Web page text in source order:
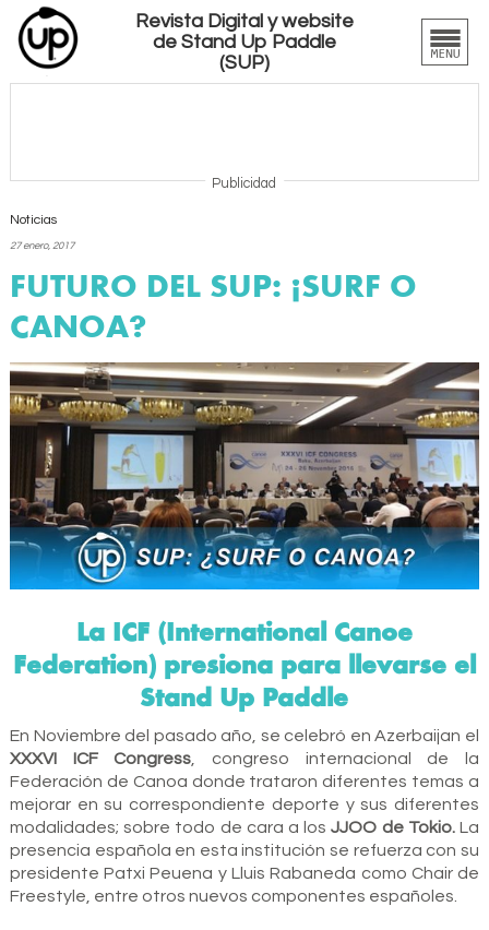
Revista Digital y website
de Stand Up Paddle
(SUP)
Publicidad
Noticias
27 enero, 2017
FUTURO DEL SUP: ¿SURF O
CANOA?
La ICF (International Canoe
Federation) presiona para llevarse el
Stand Up Paddle
En Noviembre del pasado año, se celebró en Azerbaijan el
XXXVI ICF Congress , congreso internacional de la
Federación de Canoa donde trataron diferentes temas a
mejorar en su correspondiente deporte y sus diferentes
modalidades; sobre todo de cara a losJJOO de Tokio.La
presencia española en esta institución se refuerza con su
presidente Patxi Peuena y Lluis Rabaneda como Chair de
Freestyle, entre otros nuevos componentes españoles.